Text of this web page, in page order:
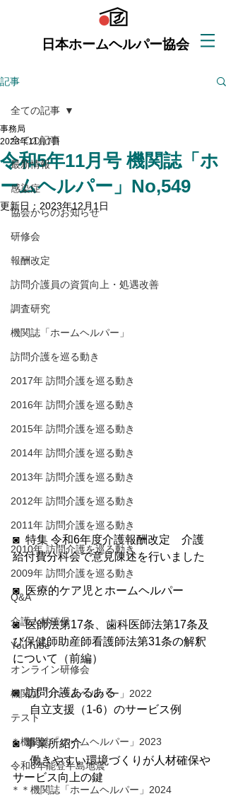
日本ホームヘルパー協会
記事
全ての記事
最新情報
感染症
協会からのお知らせ
研修会
報酬改定
訪問介護員の資質向上・処遇改善
調査研究
機関誌「ホームヘルパー」
訪問介護を巡る動き
2017年 訪問介護を巡る動き
2016年 訪問介護を巡る動き
2015年 訪問介護を巡る動き
2014年 訪問介護を巡る動き
2013年 訪問介護を巡る動き
2012年 訪問介護を巡る動き
2011年 訪問介護を巡る動き
2010年 訪問介護を巡る動き
2009年 訪問介護を巡る動き
Q&A
介護人材確保
YouTube
オンライン研修会
機関誌「ホームヘルパー」2022
テスト
＊機関誌「ホームヘルパー」2023
令和6年能登半島地震
＊＊機関誌「ホームヘルパー」2024
全ての記事
令和5年11月号 機関誌「ホ
ームヘルパー」No,549
事務局
2023年11月7日
更新日： 2023年12月1日
◙  特集 令和6年度介護報酬改定　介護
給付費分科会で意見陳述を行いました
◙  医療的ケア児とホームヘルパー
◙  医師法第17条、歯科医師法第17条及
び保健師助産師看護師法第31条の解釈
について（前編）
◙  訪問介護あるある
自立支援（1-6）のサービス例
◙  事業所紹介
働きやすい環境づくりが人材確保や
サービス向上の鍵